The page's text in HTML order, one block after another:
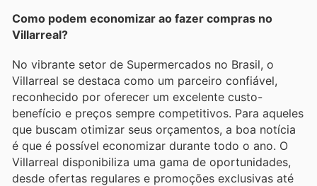
Como podem economizar ao fazer compras no
Villarreal?
No vibrante setor de Supermercados no Brasil, o
Villarreal se destaca como um parceiro confiável,
reconhecido por oferecer um excelente custo-
benefício e preços sempre competitivos. Para aqueles
que buscam otimizar seus orçamentos, a boa notícia
é que é possível economizar durante todo o ano. O
Villarreal disponibiliza uma gama de oportunidades,
desde ofertas regulares e promoções exclusivas até